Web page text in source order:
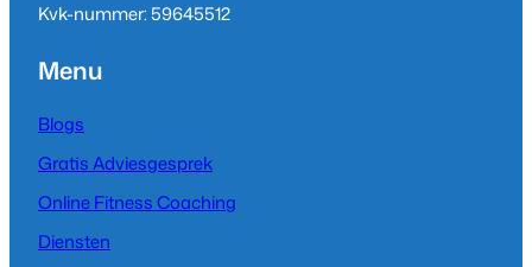
Kvk-nummer: 59645512
Menu
Blogs
Gratis Adviesgesprek
Online Fitness Coaching
Diensten